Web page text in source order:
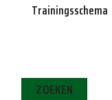
Trainingsschema
ZOEKEN